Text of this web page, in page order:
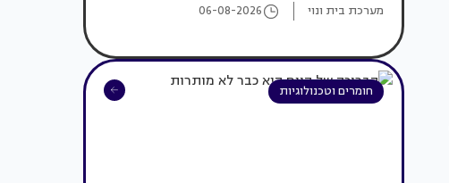
מערכת בית ונוי 06-08-2026
חומרים וטכנולוגיות